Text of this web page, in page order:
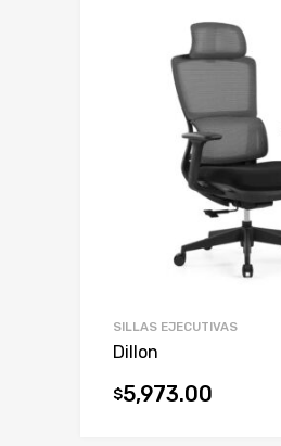
SILLAS EJECUTIVAS
Dillon
$5,973.00